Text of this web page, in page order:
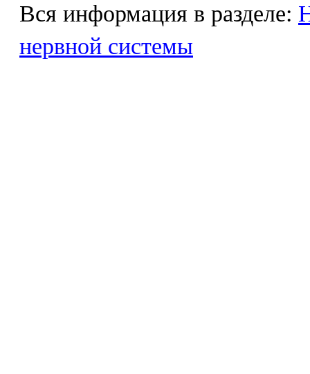
Вся информация в разделе:
нервной системы